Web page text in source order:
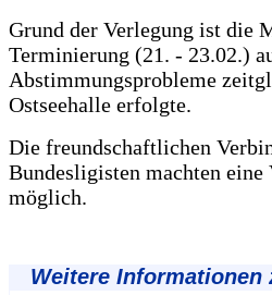
Grund der Verlegung ist die
Terminierung (21. - 23.02.)
Abstimmungsprobleme
Ostseehalle erfolgte.
Die freundschaftlichen
Bundesligisten machten eine
möglich.
Weitere Informationen